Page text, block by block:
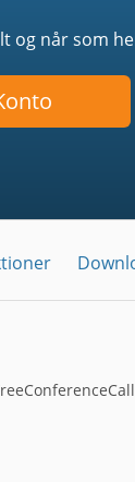
og når som